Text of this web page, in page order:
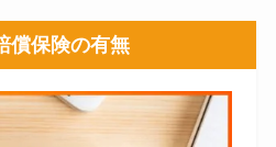
償保険の有無